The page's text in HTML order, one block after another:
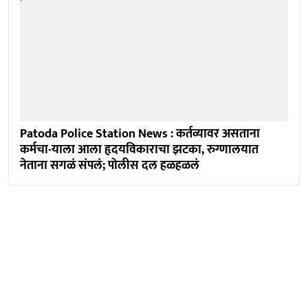
Patoda Police Station News : कर्तव्यावर असताना
कर्मचा-याला आला हृदयविकाराचा झटका, रुग्णालयात
नेताना सगळं संपलं; पाेलीस दल हळहळलं